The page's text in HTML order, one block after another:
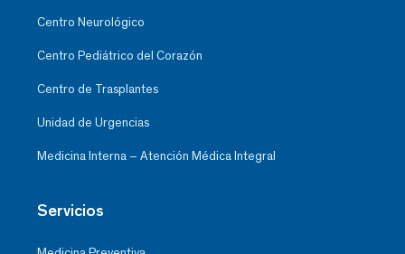
Centro Neurológico
Centro Pediátrico del Corazón
Centro de Trasplantes
Unidad de Urgencias
Medicina Interna – Atención Médica Integral
Servicios